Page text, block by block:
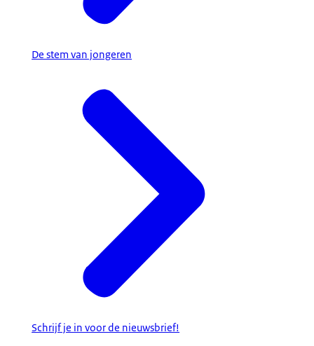
De stem van jongeren
Schrijf je in voor de nieuwsbrief!